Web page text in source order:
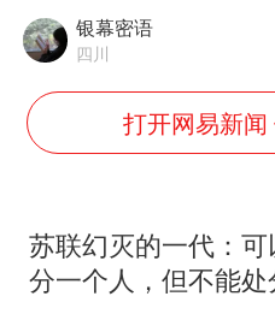
我国
陈幸
宇树
今日
银幕密语
四川
打开网易新
苏联幻灭的一代：可
分一个人，但不能处